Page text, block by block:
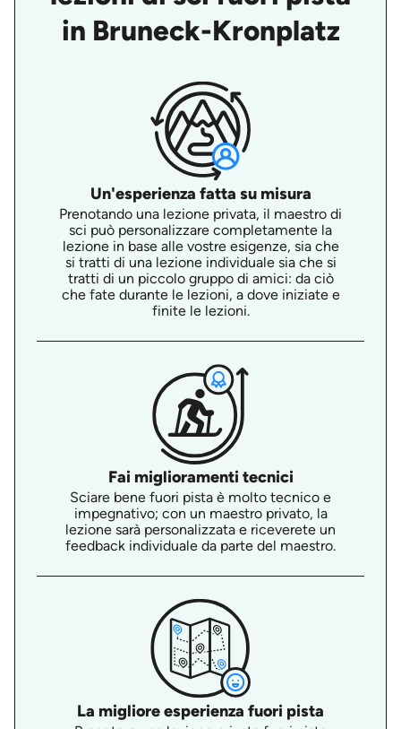
in Bruneck-Kronplatz
Un'esperienza fatta su misura
Prenotando una lezione privata, il maestro di
sci può personalizzare completamente la
lezione in base alle vostre esigenze, sia che
si tratti di una lezione individuale sia che si
tratti di un piccolo gruppo di amici: da ciò
che fate durante le lezioni, a dove iniziate e
finite le lezioni.
Fai miglioramenti tecnici
Sciare bene fuori pista è molto tecnico e
impegnativo; con un maestro privato, la
lezione sarà personalizzata e riceverete un
feedback individuale da parte del maestro.
La migliore esperienza fuori pista